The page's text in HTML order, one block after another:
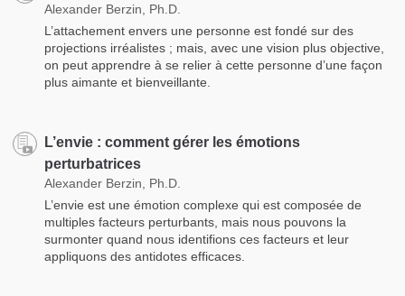
Alexander Berzin, Ph.D.
L’attachement envers une personne est fondé sur des
projections irréalistes ; mais, avec une vision plus objective,
on peut apprendre à se relier à cette personne d’une façon
plus aimante et bienveillante.
L’envie : comment gérer les émotions
perturbatrices
Alexander Berzin, Ph.D.
L’envie est une émotion complexe qui est composée de
multiples facteurs perturbants, mais nous pouvons la
surmonter quand nous identifions ces facteurs et leur
appliquons des antidotes efficaces.